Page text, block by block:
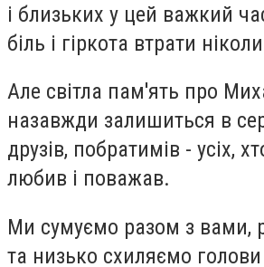
і близьких у цей важкий
біль і гіркота втрати
Але світла пам'ять про
назавжди залишиться в
друзів, побратимів - усіх,
любив і поважав.
Ми сумуємо разом з вами,
та низько схиляємо голови